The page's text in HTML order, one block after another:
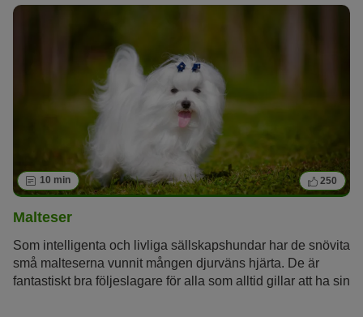
10 min 250
Malteser
Som intelligenta och livliga sällskapshundar har de snövita
små malteserna vunnit mången djurväns hjärta. De är
fantastiskt bra följeslagare för alla som alltid gillar att ha sin